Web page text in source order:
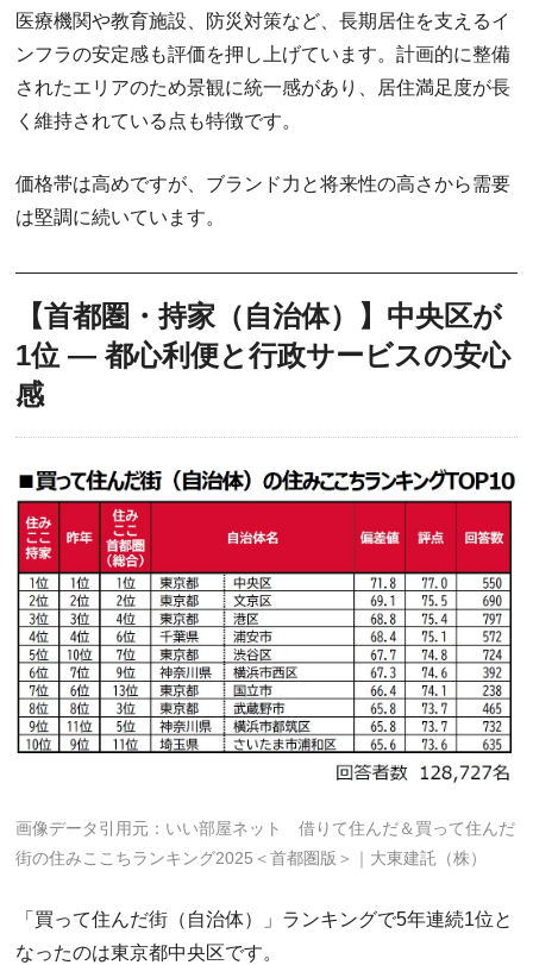
医療機関や教育施設、防災対策など、長期居住を支えるイ
ンフラの安定感も評価を押し上げています。計画的に整備
されたエリアのため景観に統一感があり、居住満足度が長
く維持されている点も特徴です。
価格帯は高めですが、ブランド力と将来性の高さから需要
は堅調に続いています。
【首都圏・持家（自治体）】中央区が
1位 ― 都心利便と行政サービスの安心
感
画像データ引用元：いい部屋ネット 借りて住んだ＆買って住んだ
街の住みここちランキング2025＜首都圏版＞｜大東建託（株）
「買って住んだ街（自治体）」ランキングで5年連続1位と
なったのは東京都中央区です。